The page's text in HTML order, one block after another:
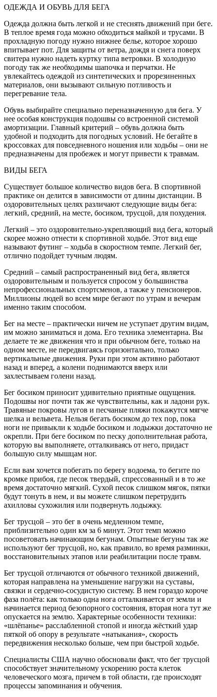
ОДЕЖДА И ОБУВЬ ДЛЯ БЕГА
Одежда должна быть легкой и не стеснять движений при беге.
В теплое время года можно обходиться майкой и трусами. В
прохладную погоду нужно нижнее белье, которое хорошо
впитывает пот. Для защиты от ветра, дождя и снега поверх
свитера нужно надеть куртку типа ветровки. В холодную
погоду так же необходимы шапочка и перчатки. Не
увлекайтесь одеждой из синтетических и прорезиненных
материалов, они вызывают сильную потливость и
перегревание тела.
Обувь выбирайте специально переназначенную для бега. У
нее особая конструкция подошвы со встроенной системой
амортизации. Главный критерий – обувь должна быть
удобной и подходить для погодных условий. Не бегайте в
кроссовках для повседневного ношения или ходьбы – они не
предназначены для пробежек и могут привести к травмам.
ВИДЫ БЕГА
Существует большое количество видов бега. В спортивной
практике он делится в зависимости от длины дистанции. В
оздоровительных целях различают следующие виды бега:
легкий, средний, на месте, босиком, трусцой, для похудения.
Легкий – это оздоровительно-укрепляющий вид бега, который
скорее можно отнести к спортивной ходьбе. Этот вид еще
называют футинг – ходьба в скоростном темпе. Легкий бег,
отлично подойдет тучным людям.
Средний – самый распространенный вид бега, является
оздоровительным и пользуется спросом у большинства
непрофессиональных спортсменов, а также у пенсионеров.
Миллионы людей во всем мире бегают по утрам и вечерам
именно таким способом.
Бег на месте – практически ничем не уступает другим видам,
им можно заниматься и дома. Его техника элементарна. Вы
делаете те же движения что и при обычном беге, только на
одном месте, не передвигаясь горизонтально, только
вертикальные движения. Руки при этом активно работают
назад и вперед, а колени поднимаются вверх или
захлестываем голени назад.
Бег босиком приносит удивительно приятные ощущения.
Подошвы ног почти так же чувствительны, как и ладони рук.
Травяные покровы лугов и песчаные пляжи покажутся мягче
шелка и вельвета. Нельзя бегать босиком до тех пор, пока
ноги не привыкли к ходьбе босиком и лодыжки достаточно не
окрепли. При беге босиком по песку дополнительная работа,
которую вы выполняете, отталкиваясь от него, придаст
большую силу мышцам ног.
Если вам хочется побегать по берегу водоема, то бегите по
кромке прибоя, где песок твердый, спрессованный и в то же
время достаточно мягкий. Сухой песок слишком мягок, пятки
будут тонуть в нем, и вы можете слишком перетрудить
ахилловы сухожилия или подвернуть лодыжку.
Бег трусцой – это бег в очень медленном темпе,
приблизительно один км за 6 минут. Этот темп можно
посоветовать начинающим бегунам. Опытные бегуны так же
используют бег трусцой, но, как правило, во время разминки,
восстановительных этапов или реабилитации после травм.
Бег трусцой отличаются от обычного техникой движений,
которая направлена на уменьшение нагрузки на суставы,
связки и сердечно-сосудистую систему. В нем гораздо короче
фаза полёта: как только одна нога отталкивается от земли и
начинается период безопорного состояния, вторая нога тут же
опускается на землю. Характерные особенности техники:
«шлёпанье» расслабленной стопой и иногда жёсткий удар
пяткой об опору в результате «натыкания», скорость
передвижения несколько больше, чем при быстрой ходьбе.
Специалисты США научно обосновали факт, что бег трусцой
способствует значительному ускорению роста клеток
человеческого мозга, причем в той области, где происходят
процессы запоминания и обучения.